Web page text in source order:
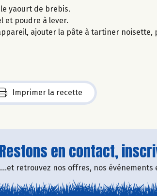
yaourt de brebis.
et poudre à lever.
ajouter la pâte à tartiner
Imprimer la recette
Restons en contact,
....et retrouvez nos offres, nos événements